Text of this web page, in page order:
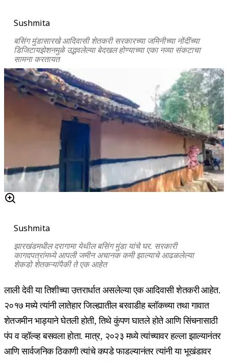
Sushmita
बसिंग मुंडासारखे आदिवासी शेतकरी सरकारच्या जमिनीच्या नोंदींच्या
डिजिटायझेशनमुळे उद्भवलेल्या बेदखल होण्याच्या एका नव्या संकटाचा
सामना करतायत
Sushmita
झारखंडमधील दरागामा येथील बसिंग मुंडा यांचे घर. सरकारी
कागदपत्रांमध्ये आपली जमीन अचानक कमी झाल्याचे आढळलेल्या
शेकडो शेतकऱ्यांपैकी ते एक आहेत
लाली देवी या तिशीच्या उत्तरार्धात असलेल्या एक आदिवासी शेतकरी आहेत.
२०१७ मध्ये त्यांनी लातेहार जिल्ह्यातील बरवाडीह ब्लॉकच्या तथा गावात
शेतजमीन भाड्याने घेतली होती, तिथे कुंपण घातले होते आणि सिंचनासाठी
पंप व व्हॉल्व्ह बसवला होता. मात्र, २०२३ मध्ये त्यांच्यावर हल्ला झाल्यानंतर
आणि सार्वजनिक ठिकाणी त्यांचे कपडे फाडल्यानंतर त्यांनी या भूखंडावर